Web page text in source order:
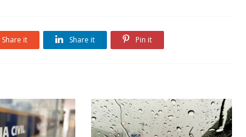
Share it Share it Pin it